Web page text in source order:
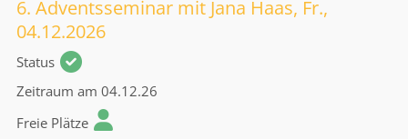
6. Adventsseminar mit Jana Haas, Fr.,
04.12.2026
Status
Zeitraum am 04.12.26
Freie Plätze